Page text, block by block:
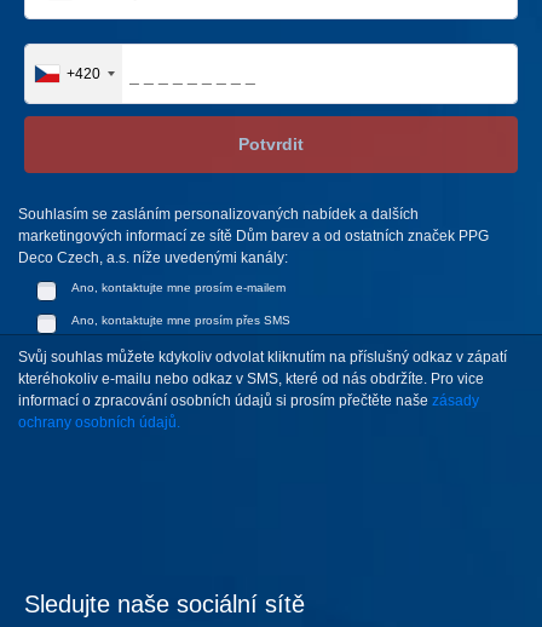
+420
Potvrdit
Souhlasím se zasláním personalizovaných nabídek a dalších
marketingových informací ze sítě Dům barev a od ostatních značek PPG
Deco Czech, a.s. níže uvedenými kanály:
Ano, kontaktujte mne prosím e-mailem
Ano, kontaktujte mne prosím přes SMS
Svůj souhlas můžete kdykoliv odvolat kliknutím na příslušný odkaz v zápatí
kteréhokoliv e-mailu nebo odkaz v SMS, které od nás obdržíte. Pro vice
informací o zpracování osobních údajů si prosím přečtěte naše zásady
ochrany osobních údajů.
Sledujte naše sociální sítě